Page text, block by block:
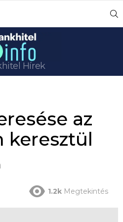
Hírek
az
keresztül
1.2k Megtekintés